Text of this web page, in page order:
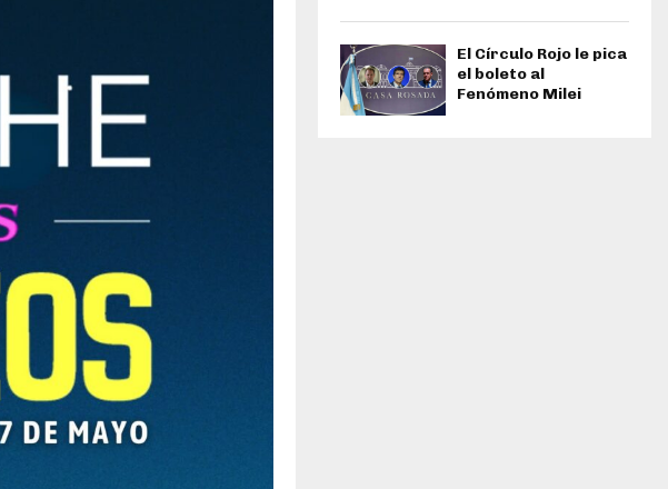
El Círculo Rojo le pica
el boleto al
Fenómeno Milei